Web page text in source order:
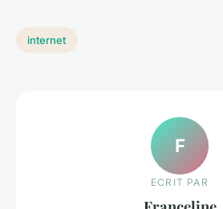
internet
F
ECRIT PAR